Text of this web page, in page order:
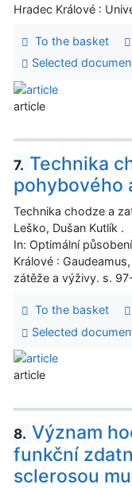
Hradec Králové :
To the basket
Selected
article
7. Technika
pohybového
Technika chodze a
Leško, Dušan Kutlík .
In: Optimální
Králové :
zátěže a výživy. s.
To the basket
Selected
article
8. Význam
funkční
sclerosou